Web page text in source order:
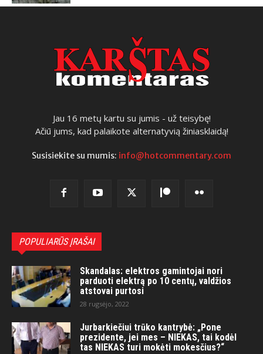
Jau 16 metų kartu su jumis - už teisybę!
Ačiū jums, kad palaikote alternatyvią žiniasklaidą!
Susisiekite su mumis: info@hotcommentary.com
POPULIARŪS ĮRAŠAI
Skandalas: elektros gamintojai nori
parduoti elektrą po 10 centų, valdžios
atstovai purtosi
28 rugsėjo, 2022
Jurbarkiečiui trūko kantrybė: „Pone
prezidente, jei mes – NIEKAS, tai kodėl
tas NIEKAS turi mokėti mokesčius?“